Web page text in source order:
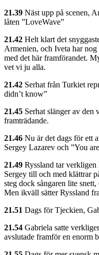
21.39 Näst upp på scenen,
låten ”LoveWave”
21.42 Helt klart det
Armenien, och Iveta har
med det här framförandet.
vet vi ju alla.
21.42 Serhat från Turkiet
didn’t know”
21.45 Serhat slänger av den
framträdande.
21.46 Nu är det dags för ett
Sergey Lazarev och ”You
21.49 Ryssland tar
Sergey till och med klättrar
steg dock sångaren lite
Men ikväll sätter Ryssland
21.51 Dags för Tjeckien,
21.54 Gabriela satte
avslutade framför en enorm